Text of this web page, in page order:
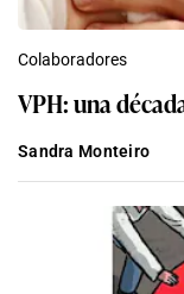
Colaboradores
VPH: una
Sandra Monteiro